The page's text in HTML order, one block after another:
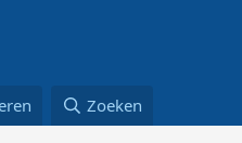
Zoeken